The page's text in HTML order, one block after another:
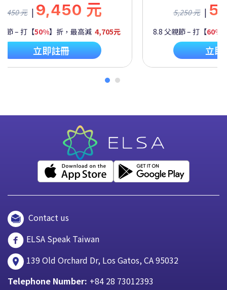
4,705元
5,250 元 5,250 元
8.8 父親節 – 打【60% 】折，最高減2,092元
Contact us
ELSA Speak Taiwan
139 Old Orchard Dr, Los Gatos, CA 95032
Telephone Number: +84 28 73012393